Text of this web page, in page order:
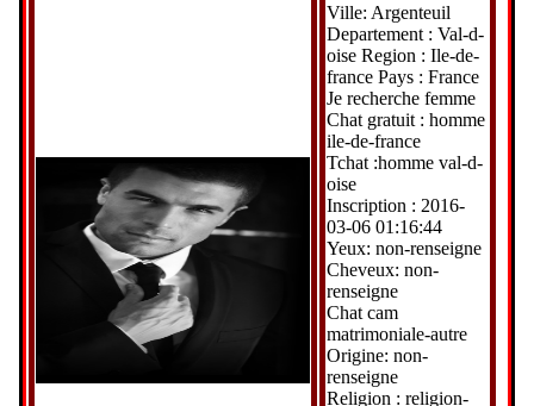
Ville: Argenteuil
Departement : Val-d-
oise Region : Ile-de-
france Pays : France
Je recherche femme
Chat gratuit : homme
ile-de-france
Tchat :homme val-d-
oise
Inscription : 2016-
03-06 01:16:44
Yeux: non-renseigne
Cheveux: non-
renseigne
Chat cam
matrimoniale-autre
Origine: non-
renseigne
Religion : religion-